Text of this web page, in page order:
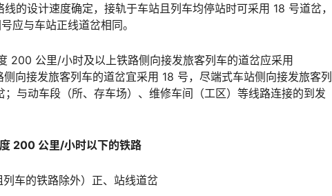
的设计速度确定，接轨于车站且列车均停站时可采用 18 号道岔，
应与车站正线道岔相同。󠅅󠅃󠄵󠅂󠄪󠇖󠆨󠆨󠇕󠆞󠆒󠅬󠇘󠆭󠆘󠇙󠆝󠅵󠇗󠆭󠆁󠄐󠇗󠅹󠅸󠇖󠆍󠅳󠇖󠅹󠅰󠇖󠆌󠅹
200 公里/小时及以上铁路侧向接发旅客列车的道岔应采用
向接发旅客列车的道岔宜采用 18 号，尽端式车站侧向接发旅客列
与动车段（所、存车场）、维修车间（工区）等线路连接的到发
200 公里/小时以下的铁路
列车的铁路除外）正、站线道岔